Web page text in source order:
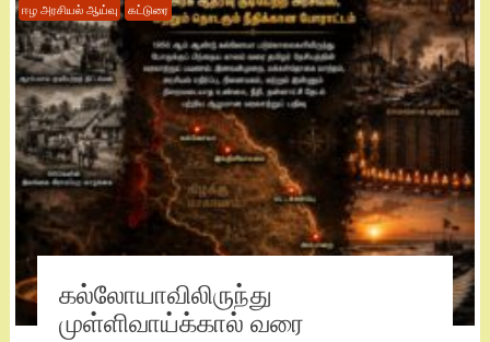
ஈழ அரசியல் ஆய்வு கட்டுரை
கல்லோயாவிலிருந்து
முள்ளிவாய்க்கால் வரை